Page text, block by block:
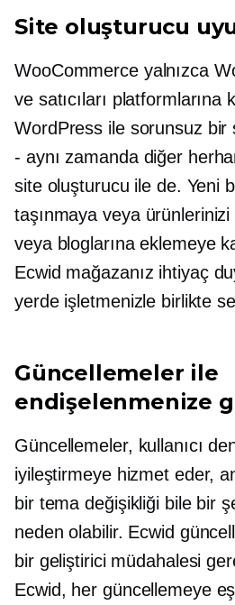
Site oluşturucu
WooCommerce yalnızca
ve satıcıları platformlarına
WordPress ile sorunsuz bir
- aynı zamanda diğer
site oluşturucu ile de. Yeni
taşınmaya veya
veya bloglarına eklemeye
Ecwid mağazanız ihtiyaç
yerde işletmenizle birlikte
Güncellemeler ile
endişelenmenize
Güncellemeler, kullanıcı
iyileştirmeye hizmet eder,
bir tema değişikliği bile bir
neden olabilir. Ecwid
bir geliştirici müdahalesi
Ecwid, her güncellemeye